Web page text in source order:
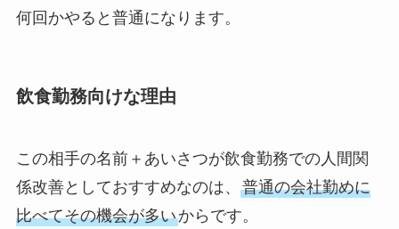
何回かやると普通になります。
飲食勤務向けな理由
この相手の名前＋あいさつが飲食勤務での人間関
係改善としておすすめなのは、 普通の会社勤めに
比べてその機会が多いからです。